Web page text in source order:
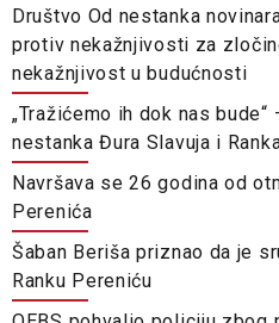
Društvo Od nestanka
protiv nekažnjivosti za
nekažnjivost u budućnosti
„Tražićemo ih dok nas
nestanka Đura Slavuja i
Navršava se 26 godina od
Perenića
Šaban Beriša priznao da je
Ranku Pereniću